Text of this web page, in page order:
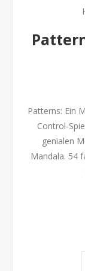
Patterns: Ein
Control-
genialen
Mandala. 54